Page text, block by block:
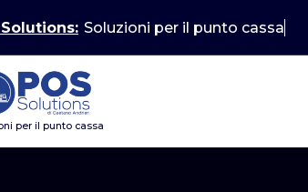
Soluzioni per il punto cassa
per il punto cassa